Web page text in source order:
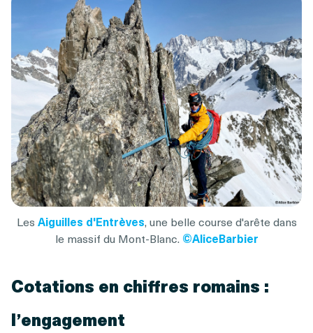
Les Aiguilles d'Entrèves, une belle course d'arête dans
le massif du Mont-Blanc. ©AliceBarbier
Cotations en chiffres romains :
l’engagement